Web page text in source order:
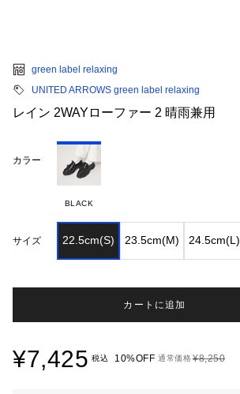
green label relaxing
UNITED ARROWS green label relaxing
レイン 2WAYローファー 2 晴雨兼用
カラー
BLACK
サイズ 22.5cm(S) 23.5cm(M) 24.5cm(L)
カートに追加
¥7,425 税込 10%OFF 通常価格¥8,250